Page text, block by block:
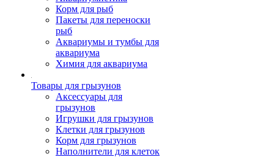
Корм для рыб
Пакеты для переноски
рыб
Аквариумы и тумбы для
аквариума
Химия для аквариума
Товары для грызунов
Аксессуары для
грызунов
Игрушки для грызунов
Клетки для грызунов
Корм для грызунов
Наполнители для клеток